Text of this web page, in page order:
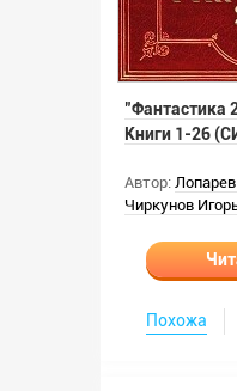
"Фантастика
Книги 1-26
Автор:
Чиркунов
Похожа